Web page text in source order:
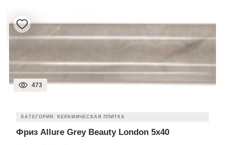
473
КАТЕГОРИЯ: КЕРАМИЧЕСКАЯ ПЛИТКА
Фриз Allure Grey Beauty London 5x40